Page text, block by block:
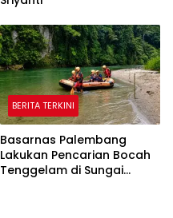
BERITA TERKINI
Basarnas Palembang
Lakukan Pencarian Bocah
Tenggelam di Sungai